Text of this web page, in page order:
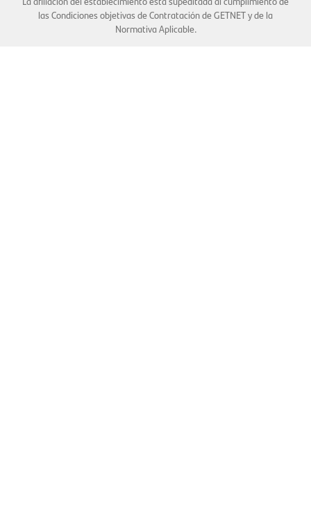
las Condiciones objetivas de Contratación de GETNET y de la
Normativa Aplicable.